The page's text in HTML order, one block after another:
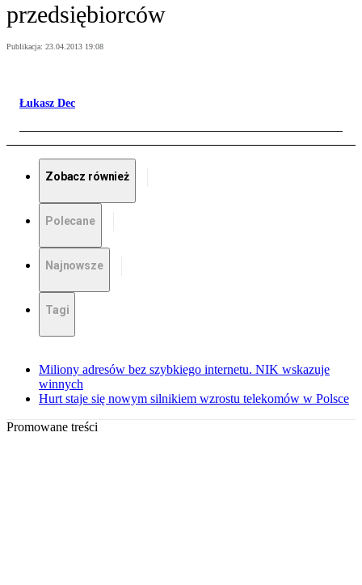
przedsiębiorców
Publikacja: 23.04.2013 19:08
Łukasz Dec
Zobacz również
Polecane
Najnowsze
Tagi
Miliony adresów bez szybkiego internetu. NIK wskazuje
winnych
Hurt staje się nowym silnikiem wzrostu telekomów w Polsce
Promowane treści